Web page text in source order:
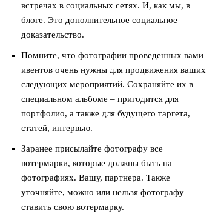
встречах в социальных сетях. И, как мы, в
блоге. Это дополнительное социальное
доказательство.
Помните, что фотографии проведенных вами
ивентов очень нужны для продвижения ваших
следующих мероприятий. Сохраняйте их в
специальном альбоме – пригодится для
портфолио, а также для будущего таргета,
статей, интервью.
Заранее присылайте фотографу все
вотермарки, которые должны быть на
фотографиях. Вашу, партнера. Также
уточняйте, можно или нельзя фотографу
ставить свою вотермарку.